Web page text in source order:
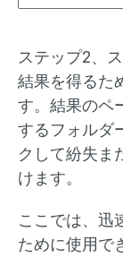
ステップ2、
結果を得るた
す。結果のペ
するフォルダ
クして紛失ま
けます。
ここでは、迅
ために使用で